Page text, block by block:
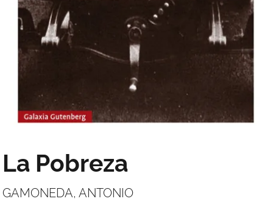
La Pobreza
GAMONEDA, ANTONIO